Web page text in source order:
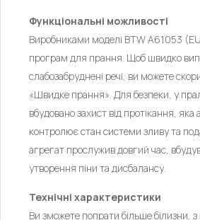
Функціональні можливості
Виробниками моделі BTW A61053
програм для прання. Щоб швидко
слабозабруднені речі, ви можете
«Швидке прання». Для безпеки, у
вбудовано захист від протікання,
контролює стан системи зливу та
агрегат прослужив довгий час,
утворення піни та дисбалансу.
Технічні характеристики
Ви зможете попрати більше білизни,